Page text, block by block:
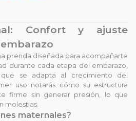
Confort y ajuste
prenda diseñada para acompañarte
durante cada etapa del embarazo,
se adapta al crecimiento del
uso notarás cómo su estructura
firme sin generar presión, lo que
molestias.
maternales?